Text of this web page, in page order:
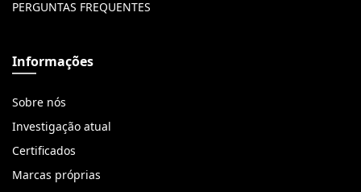
PERGUNTAS FREQUENTES
Informações
Sobre nós
Investigação atual
Certificados
Marcas próprias